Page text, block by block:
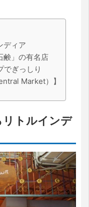
ディア
鹸」の有名店
でぎっしり
Market）】
トルインデ